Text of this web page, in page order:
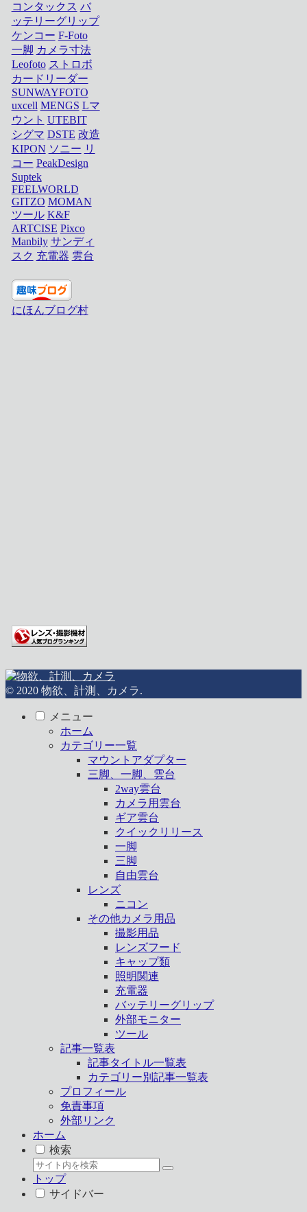
コンタックス バ
ッテリーグリップ
ケンコー F-Foto
一脚 カメラ寸法
Leofoto ストロボ
カードリーダー
SUNWAYFOTO
uxcell MENGS Lマ
ウント UTEBIT
シグマ DSTE 改造
KIPON ソニー リ
コー PeakDesign
Suptek
FEELWORLD
GITZO MOMAN
ツール K&F
ARTCISE Pixco
Manbily サンディ
スク 充電器 雲台
にほんブログ村
© 2020 物欲、計測、カメラ.
メニュー
ホーム
カテゴリー一覧
マウントアダプター
三脚、一脚、雲台
2way雲台
カメラ用雲台
ギア雲台
クイックリリース
一脚
三脚
自由雲台
レンズ
ニコン
その他カメラ用品
撮影用品
レンズフード
キャップ類
照明関連
充電器
バッテリーグリップ
外部モニター
ツール
記事一覧表
記事タイトル一覧表
カテゴリー別記事一覧表
プロフィール
免責事項
外部リンク
ホーム
検索
トップ
サイドバー